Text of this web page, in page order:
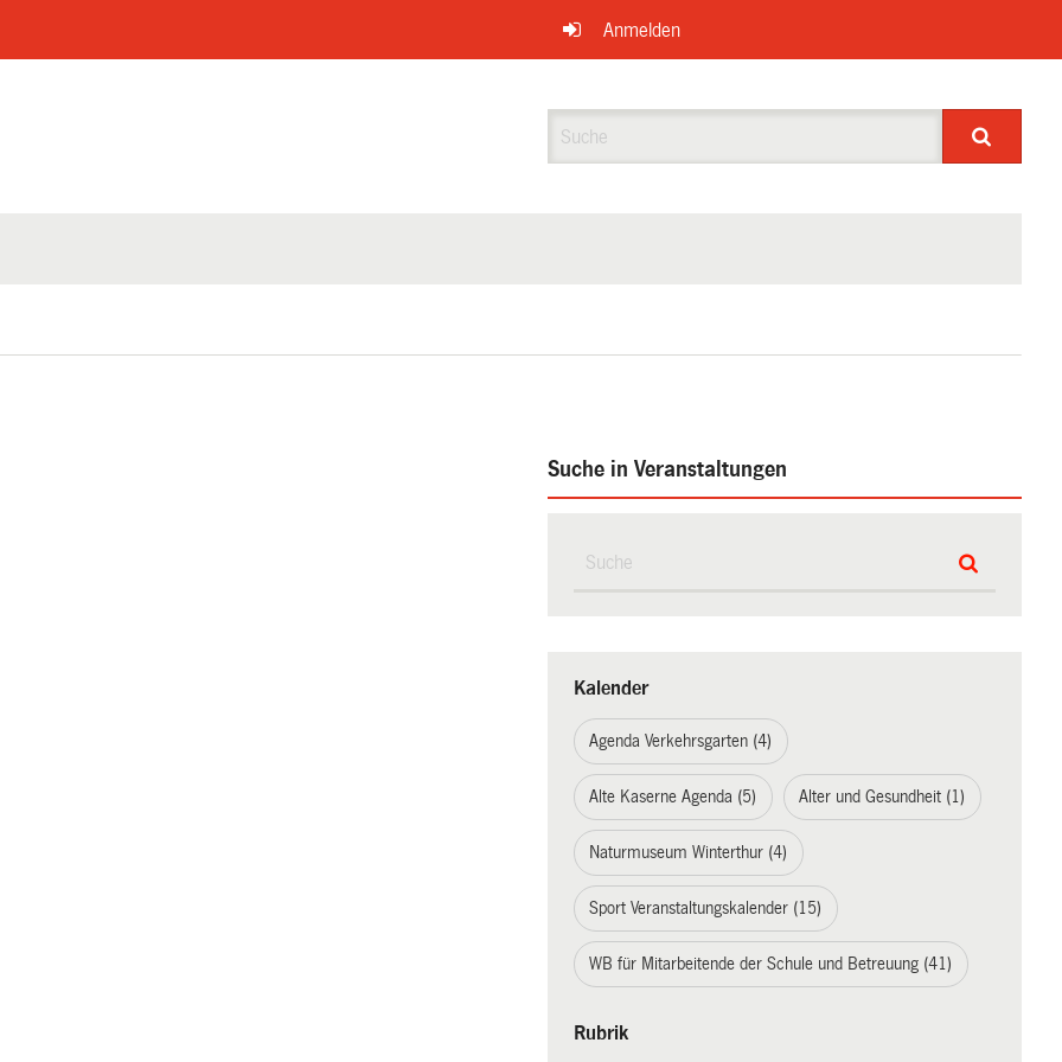
Anmelden
Suche in Veranstaltungen
Kalender
Agenda Verkehrsgarten (4)
Alte Kaserne Agenda (5) Alter und Gesundheit (1)
Naturmuseum Winterthur (4)
Sport Veranstaltungskalender (15)
WB für Mitarbeitende der Schule und Betreuung (41)
Rubrik